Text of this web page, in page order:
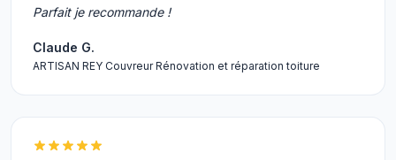
Parfait je recommande !
Claude G.
ARTISAN REY Couvreur Rénovation et réparation toiture